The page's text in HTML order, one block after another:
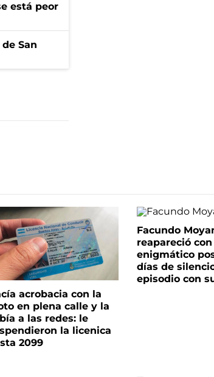
está peor
San
acrobacia con la
en plena calle y la
a las redes: le
la licenica
2099
Facundo
reapareció
enigmático
días de
episodio con